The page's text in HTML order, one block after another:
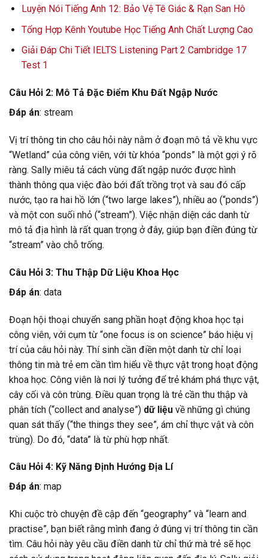
Luyện Nói Tiếng Anh 12: Bảo Vệ Tê Giác & Rạn San Hô
Tổng Hợp Kênh Youtube Học Tiếng Anh Chất Lượng Cao
Giải Đáp Chi Tiết IELTS Listening Part 2 Cambridge 17
Test 1
Câu Hỏi 2: Mô Tả Đặc Điểm Khu Đất Ngập Nước
Đáp án: stream
Vị trí thông tin cho câu hỏi này nằm ở đoạn mô tả về khu vực
“Wetland” của công viên, với từ khóa “ponds” là một gợi ý rõ
ràng. Sally miêu tả cách vùng đất ngập nước được hình
thành thông qua việc đào bới đất trồng trọt và sau đó cấp
nước, tạo ra hai hồ lớn (“two large lakes”), nhiều ao (“ponds”)
và một con suối nhỏ (“stream”). Việc nhận diện các danh từ
mô tả địa hình là rất quan trọng ở đây, giúp bạn điền đúng từ
“stream” vào chỗ trống.
Câu Hỏi 3: Thu Thập Dữ Liệu Khoa Học
Đáp án: data
Đoạn hội thoại chuyển sang phần hoạt động khoa học tại
công viên, với cụm từ “one focus is on science” báo hiệu vị
trí của câu hỏi này. Thí sinh cần điền một danh từ chỉ loại
thông tin mà trẻ em cần tìm hiểu về thực vật trong hoạt động
khoa học. Công viên là nơi lý tưởng để trẻ khám phá thực vật,
cây cối và côn trùng. Điều quan trọng là trẻ cần thu thập và
phân tích (“collect and analyse”) dữ liệu về những gì chúng
quan sát thấy (“the things they see”, ám chỉ thực vật và côn
trùng). Do đó, “data” là từ phù hợp nhất.
Câu Hỏi 4: Kỹ Năng Định Hướng Địa Lí
Đáp án: map
Khi cuộc trò chuyện đề cập đến “geography” và “learn and
practise”, bạn biết rằng mình đang ở đúng vị trí thông tin cần
tìm. Câu hỏi này yêu cầu điền danh từ chỉ thứ mà trẻ sẽ học